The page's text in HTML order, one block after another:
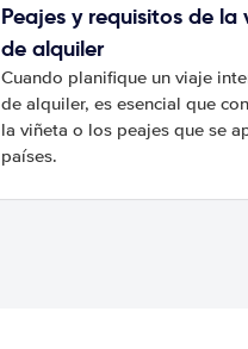
Peajes y requisitos de
de alquiler
Cuando planifique un viaje
de alquiler, es esencial que
la viñeta o los peajes que se
países.